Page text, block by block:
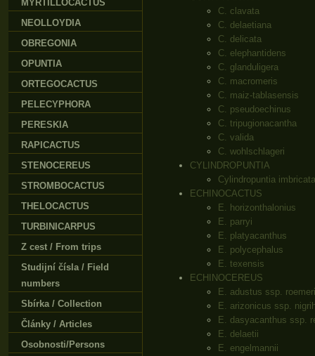
C. clavata
C. delaetiana
C. delicata
C. elephantidens
C. glanduligera
C. macromeris
C. maiz-tablasensis
C. pseudoechinus
C. tripugionacantha
C. valida
C. wohlschlageri
CYLINDROPUNTIA
Cylindropuntia imbricata
ECHINOCACTUS
E. horizonthalonius
E. parryi
E. platyacanthus
E. polycephalus
E. texensis
ECHINOCEREUS
E. adustus ssp.
E. arizonicus ssp.
E. dasyacanthus ssp.
E. delaetii
E. engelmannii
MYRTILLOCACTUS
NEOLLOYDIA
OBREGONIA
OPUNTIA
ORTEGOCACTUS
PELECYPHORA
PERESKIA
RAPICACTUS
STENOCEREUS
STROMBOCACTUS
THELOCACTUS
TURBINICARPUS
Z cest / From trips
Studijní čísla / Field
numbers
Sbírka / Collection
Články / Articles
Osobnosti/Persons